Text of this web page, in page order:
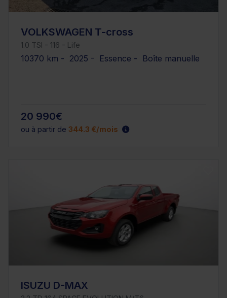
VOLKSWAGEN T-cross
1.0 TSI - 116 - Life
10370 km - 2025 - Essence - Boîte manuelle
20 990€
ou à partir de 344.3 €/mois
ISUZU D-MAX